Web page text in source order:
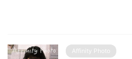
Affinity Photo